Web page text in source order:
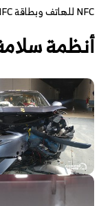
NFC للهاتف وبطاقة NFC، إلى جانب تشغيل بضغطة زر.
أنظمة